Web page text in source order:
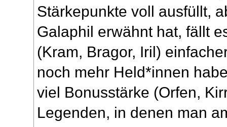
Stärkepunkte voll ausfüllt,
Galaphil erwähnt hat, fällt
(Kram, Bragor, Iril)
noch mehr Held*innen
viel Bonusstärke (Orfen,
Legenden, in denen man